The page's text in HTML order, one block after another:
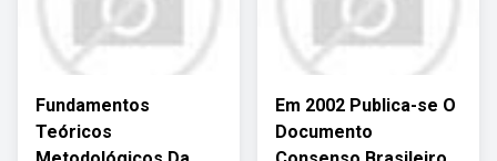
Fundamentos
Teóricos
Em 2002 Publica-se O
Documento